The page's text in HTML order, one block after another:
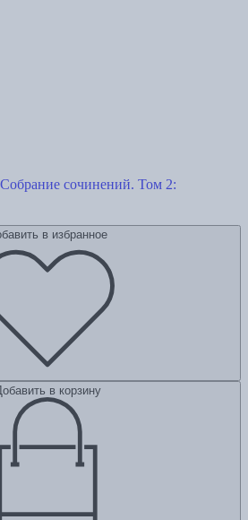
Собрание сочинений. Том 2:
в избранное
в корзину